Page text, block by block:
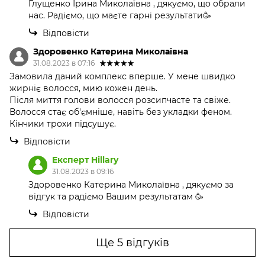
Глущенко Ірина Миколаївна , дякуємо, що обрали
нас. Радіємо, що маєте гарні результати🥳
Відповісти
Здоровенко Катерина Миколаївна
31.08.2023 в 07:16
Замовила даний комплекс вперше. У мене швидко
жирніє волосся, мию кожен день.
Після миття голови волосся розсипчасте та свіже.
Волосся стає об'ємніше, навіть без укладки феном.
Кінчики трохи підсушує.
Відповісти
Експерт Hillary
31.08.2023 в 09:16
Здоровенко Катерина Миколаївна , дякуємо за
відгук та радіємо Вашим результатам 🥳
Відповісти
Ще 5 відгуків